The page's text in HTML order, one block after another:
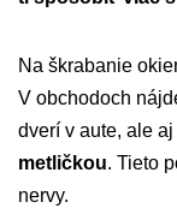
Na škrabanie
V obchodoch
dverí v aute, ale aj
metličkou. Tieto
nervy.